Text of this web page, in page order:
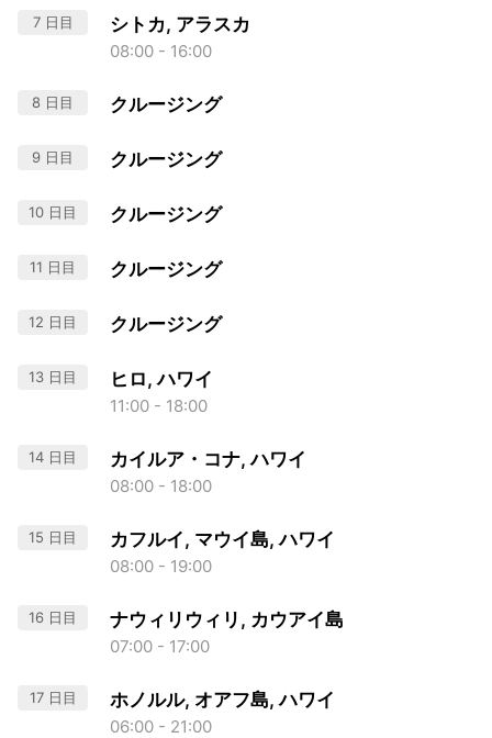
7 日目 シトカ, アラスカ
08:00 - 16:00
8 日目 クルージング
9 日目 クルージング
10 日目 クルージング
11 日目 クルージング
12 日目 クルージング
13 日目 ヒロ, ハワイ
11:00 - 18:00
14 日目 カイルア・コナ, ハワイ
08:00 - 18:00
15 日目 カフルイ, マウイ島, ハワイ
08:00 - 19:00
16 日目 ナウィリウィリ, カウアイ島
07:00 - 17:00
17 日目 ホノルル, オアフ島, ハワイ
06:00 - 21:00